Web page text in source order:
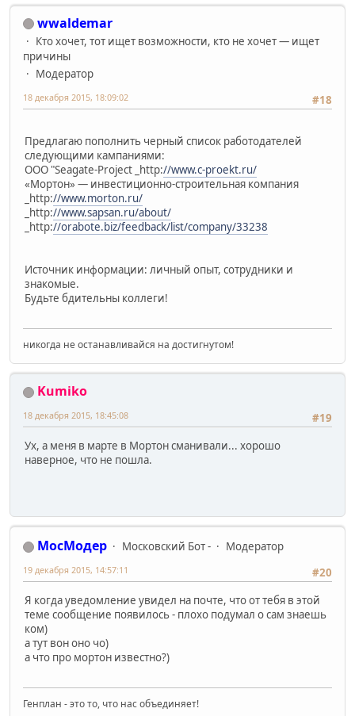
wwaldemar
Кто хочет, тот ищет возможности, кто не хочет — ищет
причины
Модератор
#18
18 декабря 2015, 18:09:02
Предлагаю пополнить черный список работодателей
следующими кампаниями:
ООО "Seagate-Project _http://www.c-proekt.ru/
«Мортон» — инвестиционно-строительная компания
_http://www.morton.ru/
_http://www.sapsan.ru/about/
_http://orabote.biz/feedback/list/company/33238
Источник информации: личный опыт, сотрудники и
знакомые.
Будьте бдительны коллеги!
никогда не останавливайся на достигнутом!
Kumiko
#19
18 декабря 2015, 18:45:08
Ух, а меня в марте в Мортон сманивали... хорошо
наверное, что не пошла.
МосМодер Московский Бот -
Модератор
#20
19 декабря 2015, 14:57:11
Я когда уведомление увидел на почте, что от тебя в этой
теме сообщение появилось - плохо подумал о сам знаешь
ком)
а тут вон оно чо)
а что про мортон известно?)
Генплан - это то, что нас объединяет!